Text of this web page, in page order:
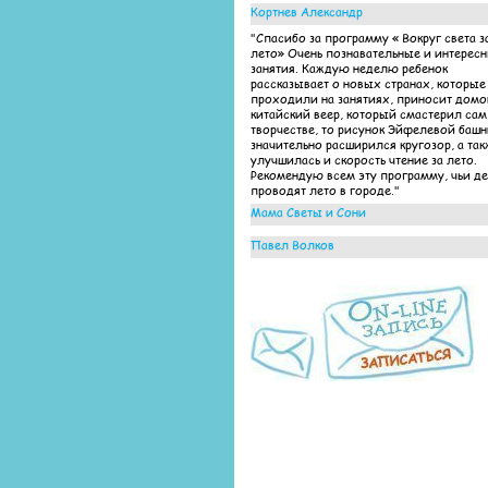
Кортнев Александр
"Спасибо за программу « Вокруг света
лето» Очень познавательные и
занятия. Каждую неделю ребенок
рассказывает о новых странах,
проходили на занятиях, приносит
китайский веер, который смастерил
творчестве, то рисунок Эйфелевой
значительно расширился кругозор, а
улучшилась и скорость чтение за лето.
Рекомендую всем эту программу, чьи
проводят лето в городе."
Мама Светы и Сони
"Выражаем огромную благодарность
педагогам детского центра «Яркие дети»
программе «Вокруг света за все лето»
столько нового узнали, а главное
за лето чтение и математику!"
Павел Волков
занятия по летней программе! Ребенок
ходил с удовольствием, несмотря на то,
лето-каникулы... Это однозначно заслуга
преподавателей, которые работают на
результат и оправдывают ожидания и
и родителей!"